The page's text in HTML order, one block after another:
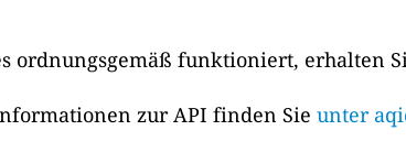
ordnungsgemäß funktioniert, erhalten
zur API finden Sie unter